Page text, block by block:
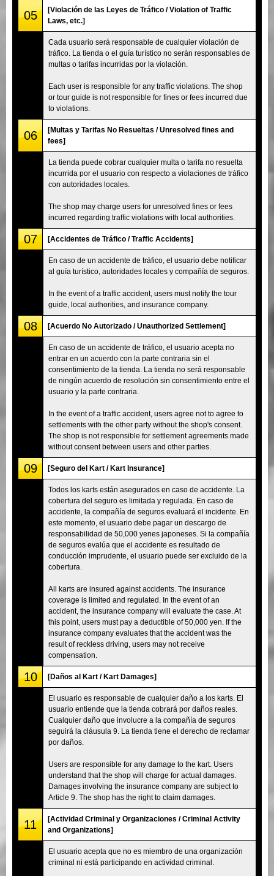
05
[Violación de las Leyes de Tráfico / Violation of Traffic
Laws, etc.]
Cada usuario será responsable de cualquier violación de
tráfico. La tienda o el guía turístico no serán responsables de
multas o tarifas incurridas por la violación.
Each user is responsible for any traffic violations. The shop
or tour guide is not responsible for fines or fees incurred due
to violations.
06
[Multas y Tarifas No Resueltas / Unresolved fines and
fees]
La tienda puede cobrar cualquier multa o tarifa no resuelta
incurrida por el usuario con respecto a violaciones de tráfico
con autoridades locales.
The shop may charge users for unresolved fines or fees
incurred regarding traffic violations with local authorities.
07 [Accidentes de Tráfico / Traffic Accidents]
En caso de un accidente de tráfico, el usuario debe notificar
al guía turístico, autoridades locales y compañía de seguros.
In the event of a traffic accident, users must notify the tour
guide, local authorities, and insurance company.
08 [Acuerdo No Autorizado / Unauthorized Settlement]
En caso de un accidente de tráfico, el usuario acepta no
entrar en un acuerdo con la parte contraria sin el
consentimiento de la tienda. La tienda no será responsable
de ningún acuerdo de resolución sin consentimiento entre el
usuario y la parte contraria.
In the event of a traffic accident, users agree not to agree to
settlements with the other party without the shop's consent.
The shop is not responsible for settlement agreements made
without consent between users and other parties.
09 [Seguro del Kart / Kart Insurance]
Todos los karts están asegurados en caso de accidente. La
cobertura del seguro es limitada y regulada. En caso de
accidente, la compañía de seguros evaluará el incidente. En
este momento, el usuario debe pagar un descargo de
responsabilidad de 50,000 yenes japoneses. Si la compañía
de seguros evalúa que el accidente es resultado de
conducción imprudente, el usuario puede ser excluido de la
cobertura.
All karts are insured against accidents. The insurance
coverage is limited and regulated. In the event of an
accident, the insurance company will evaluate the case. At
this point, users must pay a deductible of 50,000 yen. If the
insurance company evaluates that the accident was the
result of reckless driving, users may not receive
compensation.
10 [Daños al Kart / Kart Damages]
El usuario es responsable de cualquier daño a los karts. El
usuario entiende que la tienda cobrará por daños reales.
Cualquier daño que involucre a la compañía de seguros
seguirá la cláusula 9. La tienda tiene el derecho de reclamar
por daños.
Users are responsible for any damage to the kart. Users
understand that the shop will charge for actual damages.
Damages involving the insurance company are subject to
Article 9. The shop has the right to claim damages.
11
[Actividad Criminal y Organizaciones / Criminal Activity
and Organizations]
El usuario acepta que no es miembro de una organización
criminal ni está participando en actividad criminal.